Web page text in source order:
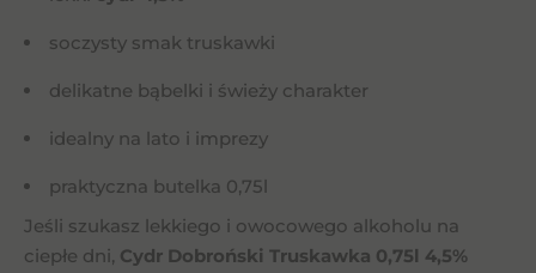
soczysty smak truskawki
delikatne bąbelki i świeży charakter
idealny na lato i imprezy
praktyczna butelka 0,75l
Jeśli szukasz lekkiego i owocowego alkoholu na
ciepłe dni, Cydr Dobroński Truskawka 0,75l 4,5%